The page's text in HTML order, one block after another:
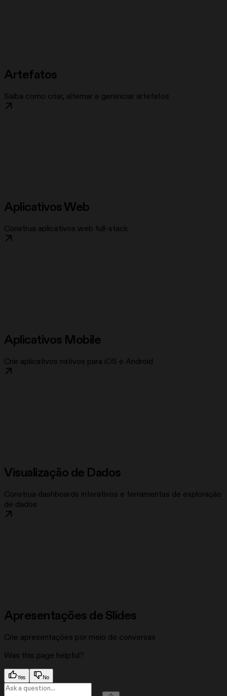
Artefatos
Saiba como criar, alternar e gerenciar artefatos
Aplicativos Web
Construa aplicativos web full-stack
Aplicativos Mobile
Crie aplicativos nativos para iOS e Android
Visualização de Dados
Construa dashboards interativos e ferramentas de exploração
de dados
Apresentações de Slides
Crie apresentações por meio de conversas
Was this page helpful?
Yes No